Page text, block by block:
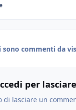
sono commenti da
per
di lasciare un